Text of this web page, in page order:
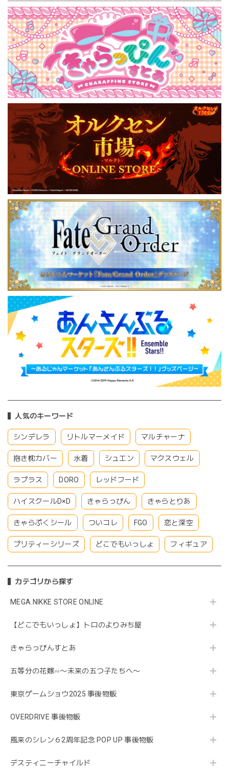
人気のキーワード
シンデレラ リトルマーメイド マルチャーナ
抱き枕カバー 水着 シュエン マクスウェル
ラプラス DORO レッドフード
ハイスクールD×D きゃらっぴん きゃらとりあ
きゃらぷくシール ついコレ FGO 恋と深空
プリティーシリーズ どこでもいっしょ フィギュア
カテゴリから探す
MEGA NIKKE STORE ONLINE
【どこでもいっしょ】トロのよりみち屋
きゃらっぴんすとあ
五等分の花嫁∽〜未来の五つ子たちへ〜
東京ゲームショウ2025 事後物販
OVERDRIVE 事後物販
風来のシレン６2周年記念 POP UP 事後物販
デスティニーチャイルド